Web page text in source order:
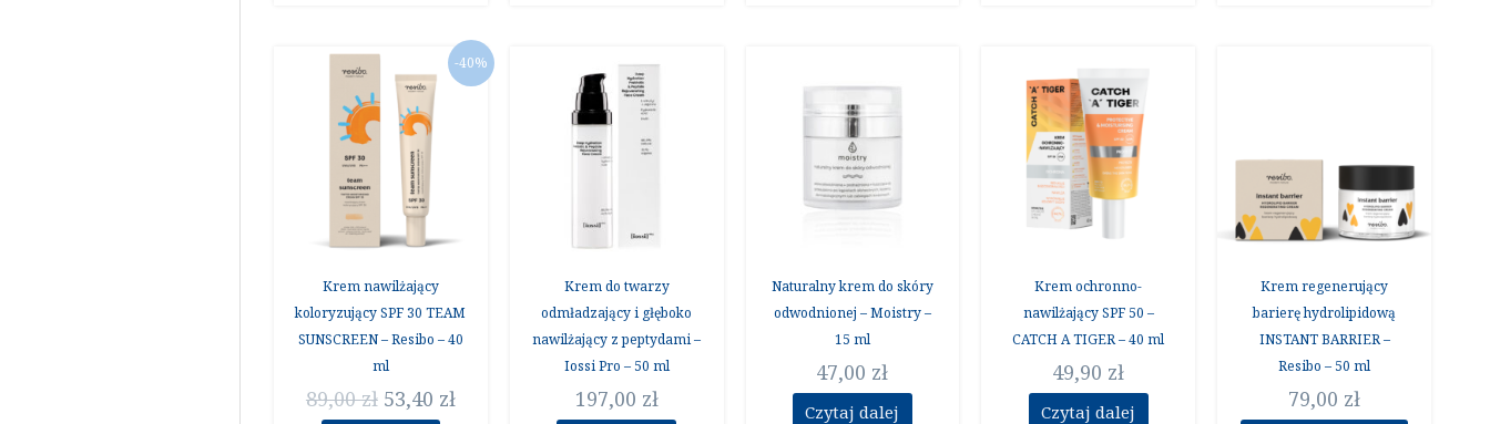
-40%
Krem nawilżający
koloryzujący SPF 30 TEAM
SUNSCREEN – Resibo – 40
ml
89,00zł
Pierwotna
cena
wynosiła:
89,00 zł.
53,40 zł
Aktualna
cena
Krem do twarzy
odmładzający i głęboko
nawilżający z peptydami –
Iossi Pro – 50 ml
197,00 zł
Naturalny krem do skóry
odwodnionej – Moistry –
15 ml
47,00 zł
Czytaj dalej
Krem ochronno-
nawilżający SPF 50 –
CATCH A TIGER – 40 ml
49,90 zł
Czytaj dalej
Krem regenerujący
barierę hydrolipidową
INSTANT BARRIER –
Resibo – 50 ml
79,00 zł